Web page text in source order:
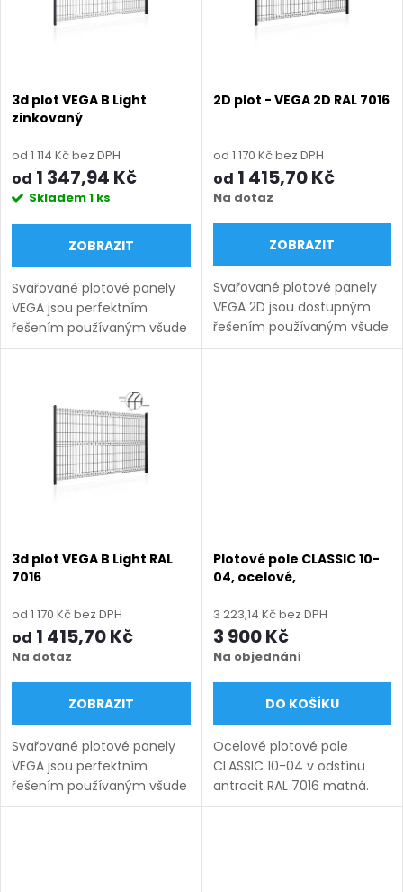
p
r
o
u
k
s
p
r
o
d
u
k
3d plot VEGA B Light
zinkovaný
od 1 114 Kč bez DPH
od 1 347,94 Kč
Skladem1 ks
ZOBRAZIT
Svařované plotové panely
VEGA jsou perfektním
řešením používaným všude
tam, kde záleží na odolnosti,
bezpečnosti. Systémy
panelového oplocení VEGA
B Light...
2D plot - VEGA 2D RAL 7016
od 1 170 Kč bez DPH
od 1 415,70 Kč
Na dotaz
ZOBRAZIT
Svařované plotové panely
VEGA 2D jsou dostupným
řešením používaným všude
tam, kde záleží na odolnosti,
3d plot VEGA B Light RAL
7016
od 1 170 Kč bez DPH
od 1 415,70 Kč
Na dotaz
ZOBRAZIT
Svařované plotové panely
VEGA jsou perfektním
řešením používaným všude
tam, kde záleží na odolnosti,
Plotové pole CLASSIC 10-
04, ocelové,
(šířka 100–3300 mm,
výška 450–1950 mm),
antracit RAL 7016 matná
3 223,14 Kč bez DPH
3 900 Kč
Na objednání
DO KOŠÍKU
Ocelové plotové pole
CLASSIC 10-04 v odstínu
antracit RAL 7016 matná.
Bezúdržbová ocel (žárový